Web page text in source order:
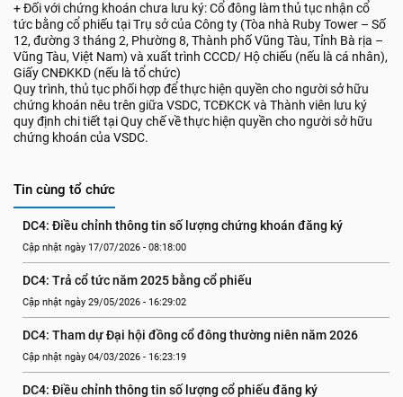
+ Đối với chứng khoán chưa lưu ký: Cổ đông làm thủ tục nhận cổ
tức bằng cổ phiếu tại Trụ sở của Công ty (Tòa nhà Ruby Tower – Số
12, đường 3 tháng 2, Phường 8, Thành phố Vũng Tàu, Tỉnh Bà rịa –
Vũng Tàu, Việt Nam) và xuất trình CCCD/ Hộ chiếu (nếu là cá nhân),
Giấy CNĐKKD (nếu là tổ chức)
Quy trình, thủ tục phối hợp để thực hiện quyền cho người sở hữu
chứng khoán nêu trên giữa VSDC, TCĐKCK và Thành viên lưu ký
quy định chi tiết tại Quy chế về thực hiện quyền cho người sở hữu
chứng khoán của VSDC.
Tin cùng tổ chức
DC4: Điều chỉnh thông tin số lượng chứng khoán đăng ký
Cập nhật ngày 17/07/2026 - 08:18:00
DC4: Trả cổ tức năm 2025 bằng cổ phiếu
Cập nhật ngày 29/05/2026 - 16:29:02
DC4: Tham dự Đại hội đồng cổ đông thường niên năm 2026
Cập nhật ngày 04/03/2026 - 16:23:19
DC4: Điều chỉnh thông tin số lượng cổ phiếu đăng ký